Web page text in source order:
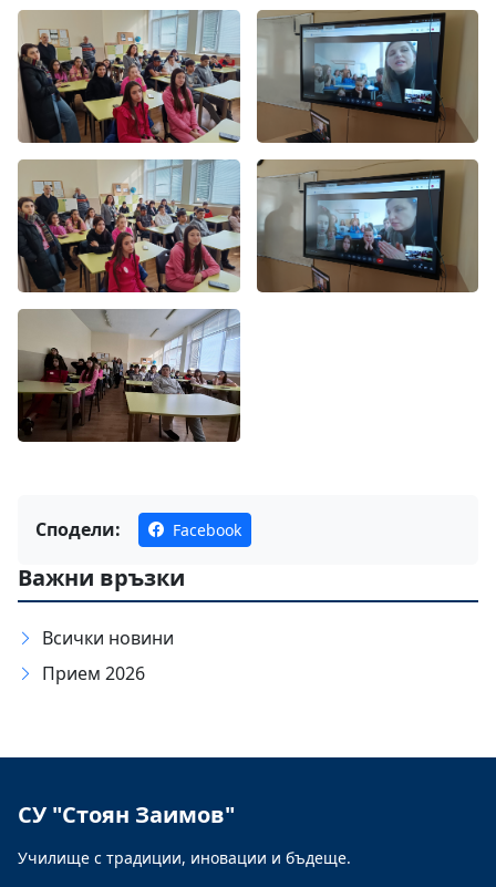
Сподели: Facebook
Важни връзки
Всички новини
Прием 2026
СУ "Стоян Заимов"
Училище с традиции, иновации и бъдеще.